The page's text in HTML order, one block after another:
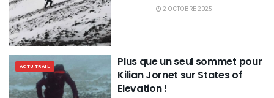
2 OCTOBRE 2025
ACTU TRAIL
Plus que un seul sommet pour
Kilian Jornet sur States of
Elevation !